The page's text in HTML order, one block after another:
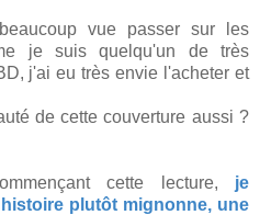
vue passer sur les
je suis quelqu'un de très
j'ai eu très envie l'acheter et
de cette couverture aussi ?
cette lecture, je
plutôt mignonne, une